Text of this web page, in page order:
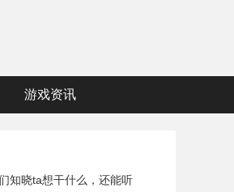
游戏资讯
知晓ta想干什么，还能听